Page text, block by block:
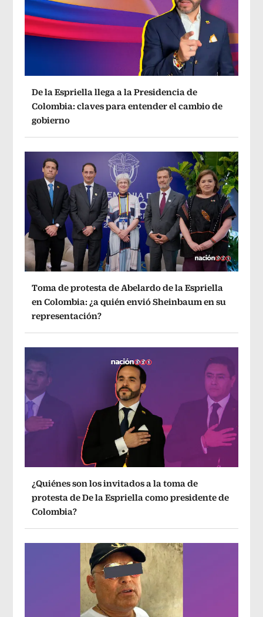
De la Espriella llega a la Presidencia de
Colombia: claves para entender el cambio de
gobierno
Toma de protesta de Abelardo de la Espriella
en Colombia: ¿a quién envió Sheinbaum en su
representación?
¿Quiénes son los invitados a la toma de
protesta de De la Espriella como presidente de
Colombia?